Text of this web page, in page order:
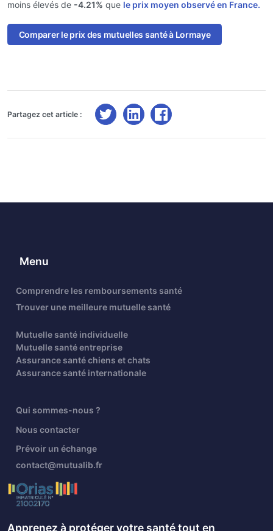
moins élevés de -4.21% que le prix moyen observé en France.
Comparer le prix des mutuelles santé à Lormaye
Partagez cet article :
Menu
Comprendre les remboursements santé
Trouver une meilleure mutuelle santé
Mutuelle santé individuelle
Mutuelle santé entreprise
Assurance santé chiens et chats
Assurance santé internationale
Qui sommes-nous ?
Nous contacter
Prévoir un échange
contact@mutualib.fr
Apprenez à protéger votre santé tout en